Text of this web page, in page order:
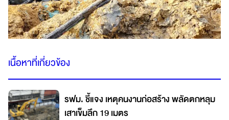
เนื้อหาที่เกี่ยวข้อง
รฟม. ชี้แจง เหตุคนงานก่อสร้าง พลัดตกหลุม
เสาเข็มลึก 19 เมตร